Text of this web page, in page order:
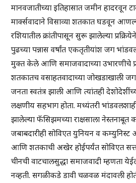
मानवजातीच्या इतिहासात जमीन हादरवून
मार्क्सवादाने विसाव्या शतकात घडवून
रशियातील क्रांतीपासून सुरू झालेल्या
पुढच्या पन्नास वर्षांत एकतृतीयांश जग
मुक्त केले आणि समाजवादाच्या उभारणीचे
शतकातच वसाहतवादाच्या जोखडाखाली
जनता स्वतंत्र झाली आणि त्यांतही
लक्षणीय सहभाग होता. मध्यंतरी
झालेल्या फॅसिझमच्या राक्षसाला नेस्तनाबूत
जबाबदारीही सोविएत युनियन व कम्युनिस्ट
आणि शतकाची अखेर होईपर्यंत सोविएत
चीनची वाटचालसुद्धा समाजवादी म्हणता
नव्हती. सगळीकडे डावी चळवळ मंदावली